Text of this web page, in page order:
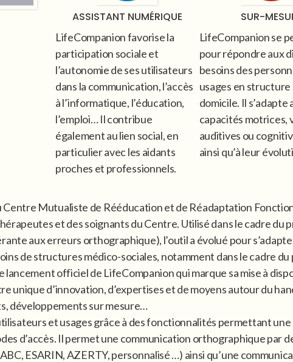
ASSISTANT NUMÉRIQUE
LifeCompanion favorise la
participation sociale et
l’autonomie de ses utilisateurs
dans la communication, l’accès
à l’informatique, l’éducation,
l’emploi… Il contribue
également au lien social, en
particulier avec les aidants
proches et professionnels.
SUR-
LifeCompanion se
pour répondre aux
besoins des
usages en structure
domicile. Il s’adapte
capacités motrices,
auditives ou
ainsi qu’à leur
Mutualiste de Rééducation et de Réadaptation
et des soignants du Centre. Utilisé dans le cadre
aux erreurs orthographique), l’outil a évolué pour
de structures médico-sociales, notamment dans le cadre
lancement officiel de LifeCompanion qui marque sa mise à
unique d’innovation, d’expertises et de moyens autour du
développements sur mesure…
et usages grâce à des fonctionnalités permettant
d’accès. Il permet une communication orthographique par
ESARIN, AZERTY, personnalisé …) ainsi qu’une